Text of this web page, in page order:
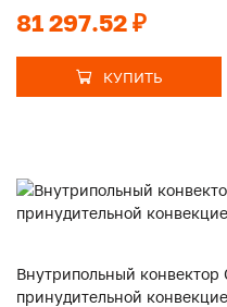
81 297.52 ₽
КУПИТЬ
Внутрипольный конвектор
принудительной